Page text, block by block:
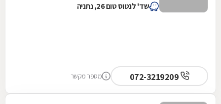
שד' לנטוס טום 26, נתניה
מספר מקשר